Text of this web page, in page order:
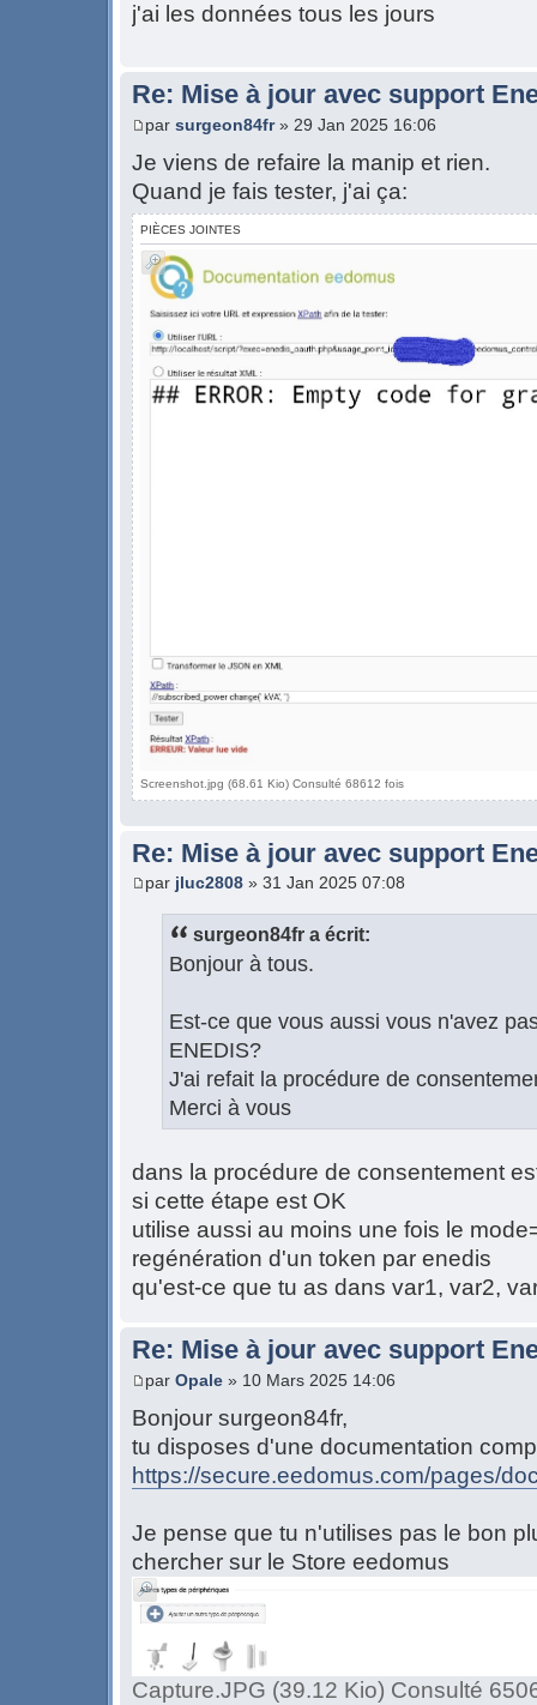
j'ai les données tous les jours
Re: Mise à jour avec support
par surgeon84fr» 29 Jan 2025 16:06
Je viens de refaire la manip et rien.
Quand je fais tester, j'ai ça:
PIÈCES JOINTES
Screenshot.jpg (68.61 Kio) Consulté 68612 fois
Re: Mise à jour avec support
par jluc2808 » 31 Jan 2025 07:08
surgeon84fr a écrit:
Bonjour à tous.
Est-ce que vous aussi vous n'avez
ENEDIS?
J'ai refait la procédure de
Merci à vous
dans la procédure de consentement
si cette étape est OK
utilise aussi au moins une fois le
regénération d'un token par enedis
qu'est-ce que tu as dans var1, var2,
Re: Mise à jour avec support
par Opale » 10 Mars 2025 14:06
Bonjour surgeon84fr,
tu disposes d'une documentation
https://secure.eedomus.com/pages/
Je pense que tu n'utilises pas le bon
chercher sur le Store eedomus
Capture.JPG (39.12 Kio) Consulté